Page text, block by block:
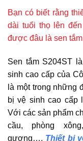
Bạn có biết rằng
dài tuổi thọ lên
được đâu là sen
Sen tắm S204ST
sinh cao cấp của
là một trong những
bị vệ sinh cao cấp
Với các sản phẩm
cầu, phòng
gương…. Thiết bị